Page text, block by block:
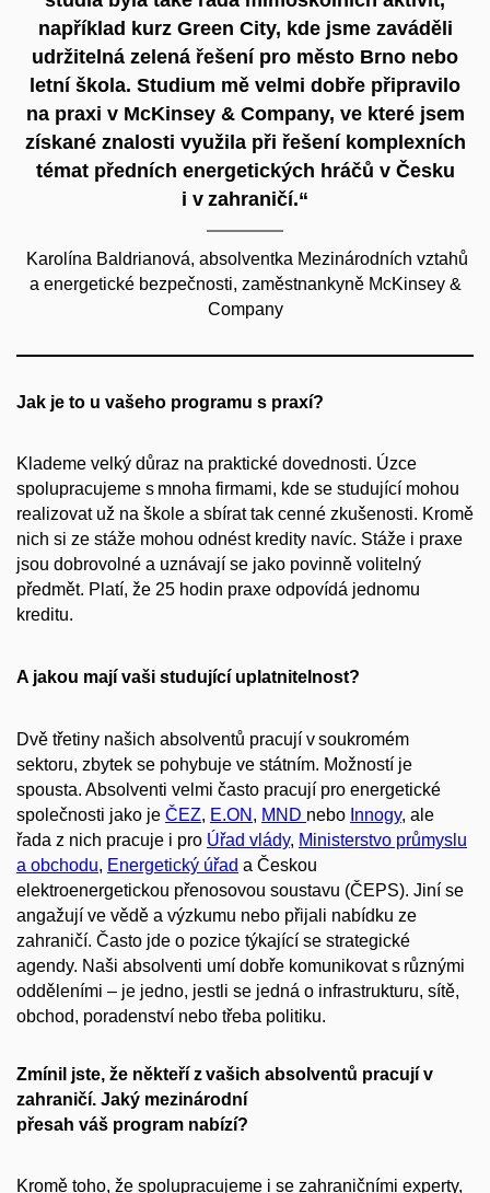
například kurz Green City, kde jsme zaváděli
udržitelná zelená řešení pro město Brno nebo
letní škola. Studium mě velmi dobře připravilo
na praxi v McKinsey & Company, ve které jsem
získané znalosti využila při řešení komplexních
témat předních energetických hráčů v Česku
i v zahraničí.“
Karolína Baldrianová, absolventka Mezinárodních vztahů
a energetické bezpečnosti, zaměstnankyně McKinsey &
Company
Jak je to u vašeho programu s praxí?
Klademe velký důraz na praktické dovednosti. Úzce
spolupracujeme s mnoha firmami, kde se studující mohou
realizovat už na škole a sbírat tak cenné zkušenosti. Kromě
nich si ze stáže mohou odnést kredity navíc. Stáže i praxe
jsou dobrovolné a uznávají se jako povinně volitelný
předmět. Platí, že 25 hodin praxe odpovídá jednomu
kreditu.
A jakou mají vaši studující uplatnitelnost?
Dvě třetiny našich absolventů pracují v soukromém
sektoru, zbytek se pohybuje ve státním. Možností je
spousta. Absolventi velmi často pracují pro energetické
společnosti jako je ČEZ, E.ON , MND nebo Innogy, ale
řada z nich pracuje i pro Úřad vlády, Ministerstvo průmyslu
a obchodu, Energetický úřad a Českou
elektroenergetickou přenosovou soustavu (ČEPS). Jiní se
angažují ve vědě a výzkumu nebo přijali nabídku ze
zahraničí. Často jde o pozice týkající se strategické
agendy. Naši absolventi umí dobře komunikovat s různými
odděleními – je jedno, jestli se jedná o infrastrukturu, sítě,
obchod, poradenství nebo třeba politiku.
Zmínil jste, že někteří z vašich absolventů pracují v
zahraničí. Jaký mezinárodní
přesah váš program nabízí?
Kromě toho, že spolupracujeme i se zahraničními experty,